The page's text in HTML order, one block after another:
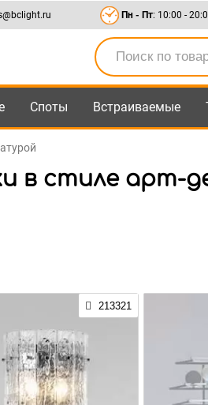
Пн - Пт: 10:00 -
Споты Встраиваемые
в стиле арт-
213321